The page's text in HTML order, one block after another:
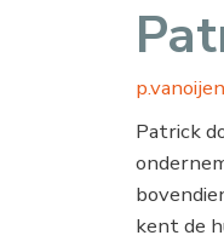
Patrick
kent de